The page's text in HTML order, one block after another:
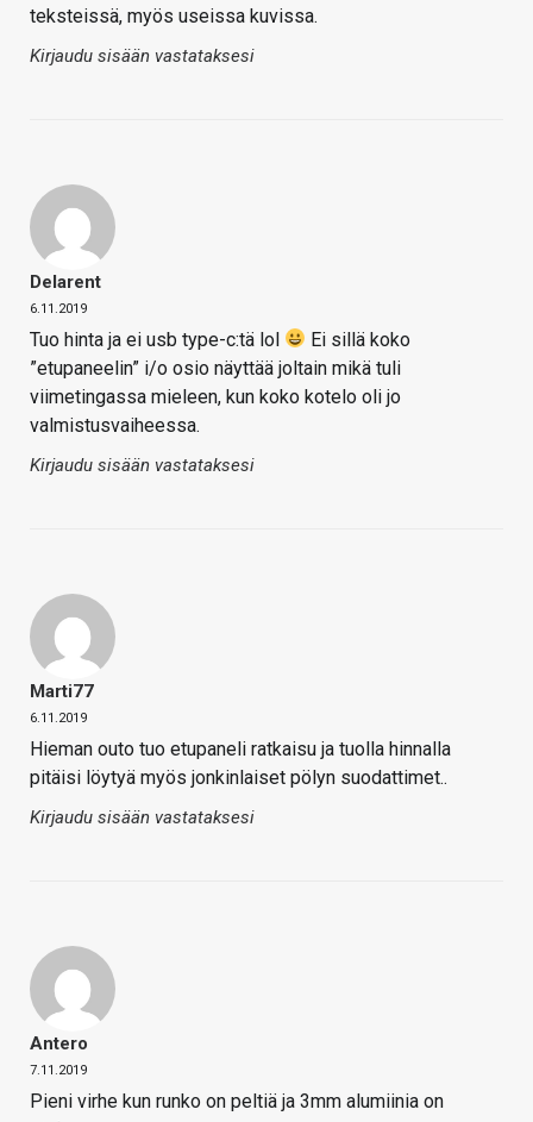
teksteissä, myös useissa kuvissa.
Kirjaudu sisään vastataksesi
Delarent
6.11.2019
Tuo hinta ja ei usb type-c:tä lol
Ei sillä koko
”etupaneelin” i/o osio näyttää joltain mikä tuli
viimetingassa mieleen, kun koko kotelo oli jo
valmistusvaiheessa.
Kirjaudu sisään vastataksesi
Marti77
6.11.2019
Hieman outo tuo etupaneli ratkaisu ja tuolla hinnalla
pitäisi löytyä myös jonkinlaiset pölyn suodattimet..
Kirjaudu sisään vastataksesi
Antero
7.11.2019
Pieni virhe kun runko on peltiä ja 3mm alumiinia on